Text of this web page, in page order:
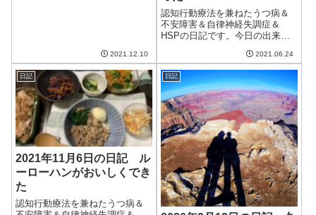
2021.12.10
認知行動療法を兼ねたうつ病＆
不安障害＆自律神経失調症＆
HSPの日記です。今日の出来事
時々ざっと雨が降る天気だっ
た。洗濯物は最初外に出してい
たのだが、一向に乾く気配がな
いので、最終的には浴室乾燥機
に。今年はまだ雨の日...
2021.06.24
日記
2021年11月6日の日記 ル
ーローハンがおいしくでき
た
認知行動療法を兼ねたうつ病＆
日記